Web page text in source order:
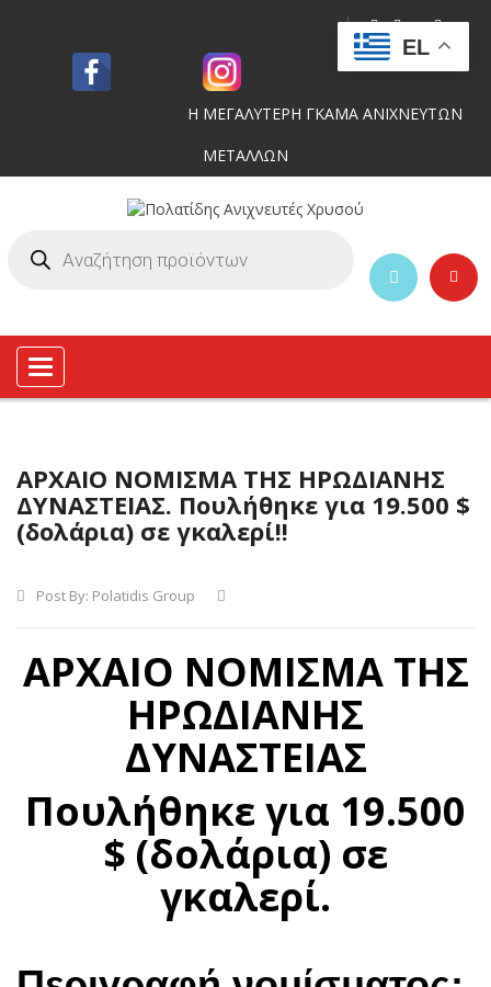
Η ΜΕΓΑΛΥΤΕΡΗ ΓΚΑΜΑ ΑΝΙΧΝΕΥΤΩΝ
ΜΕΤΑΛΛΩΝ
Toggle
navigation
ΑΡΧΑΙΟ ΝΟΜΙΣΜΑ ΤΗΣ ΗΡΩΔΙΑΝΗΣ
ΔΥΝΑΣΤΕΙΑΣ. Πουλήθηκε για 19.500 $
(δολάρια) σε γκαλερί!!
Post By: Polatidis Group
ΑΡΧΑΙΟ ΝΟΜΙΣΜΑ ΤΗΣ
ΗΡΩΔΙΑΝΗΣ
ΔΥΝΑΣΤΕΙΑΣ
Πουλήθηκε για 19.500
$ (δολάρια) σε
γκαλερί.
EL